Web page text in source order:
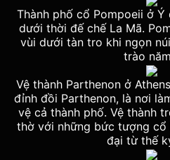
Thành phố cổ Pompoeii ở
dưới thời đế chế La Mã.
vùi dưới tàn tro khi ngọn
trào
Vệ thành Parthenon ở
đỉnh đồi Parthenon, là nơi
vệ cả thành phố. Vệ thành
thờ với những bức tượng cổ
đại từ thế